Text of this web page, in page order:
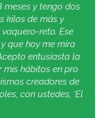
meses y tengo dos
kilos de más y
reto. Ese
que hoy me mira
entusiasta la
mis hábitos en pro
creadores de
con ustedes, ‘El